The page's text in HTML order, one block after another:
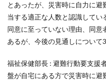
とあったが、災害時に自力に
当する適正な人数と認識して
同意に至っていない理由、同意
あるが、今後の見通しについて
福祉保健部長 : 避難行動要支援
盤が自宅にある方で災害時に避